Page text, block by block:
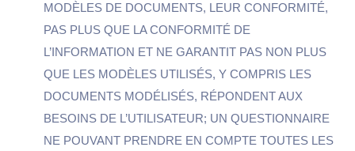
MODÈLES DE DOCUMENTS, LEUR CONFORMITÉ,
PAS PLUS QUE LA CONFORMITÉ DE
L’INFORMATION ET NE GARANTIT PAS NON PLUS
QUE LES MODÈLES UTILISÉS, Y COMPRIS LES
DOCUMENTS MODÉLISÉS, RÉPONDENT AUX
BESOINS DE L’UTILISATEUR; UN QUESTIONNAIRE
NE POUVANT PRENDRE EN COMPTE TOUTES LES